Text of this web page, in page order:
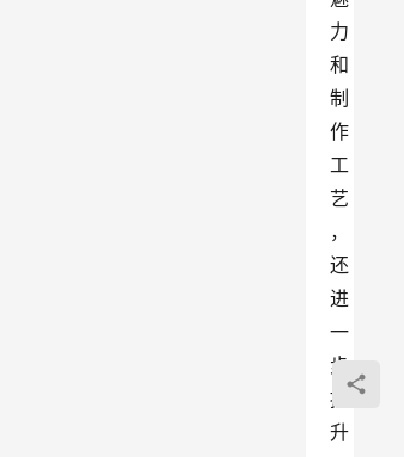
力
和
制
作
工
艺
，
还
进
一
步
提
升